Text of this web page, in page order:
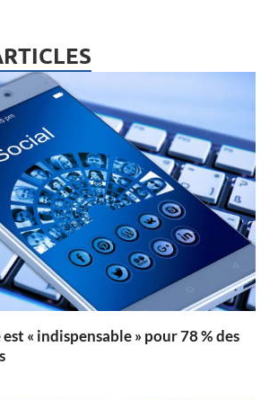
« indispensable » pour 78 % des